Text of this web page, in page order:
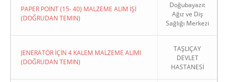
PAPER POİNT (15- 40) MALZEME ALIM İŞİ
(DOĞRUDAN TEMIN)
Doğubayazıt
Ağız ve Diş
Sağlığı Merkezi
JENERATÖR İÇİN 4 KALEM MALZEME ALIMI
(DOĞRUDAN TEMIN)
TAŞLIÇAY
DEVLET
HASTANESİ